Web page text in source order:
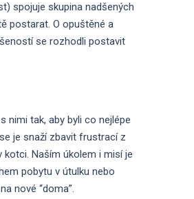
spojuje skupina nadšených
postarat. O opuštěné a
se rozhodli postavit
nimi tak, aby byli co nejlépe
je snaží zbavit frustrací z
Naším úkolem i misí je
pobytu v útulku nebo
nové “doma”.